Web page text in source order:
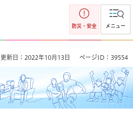
防災・安全 メニュー
更新日：2022年10月13日 ページID：39554